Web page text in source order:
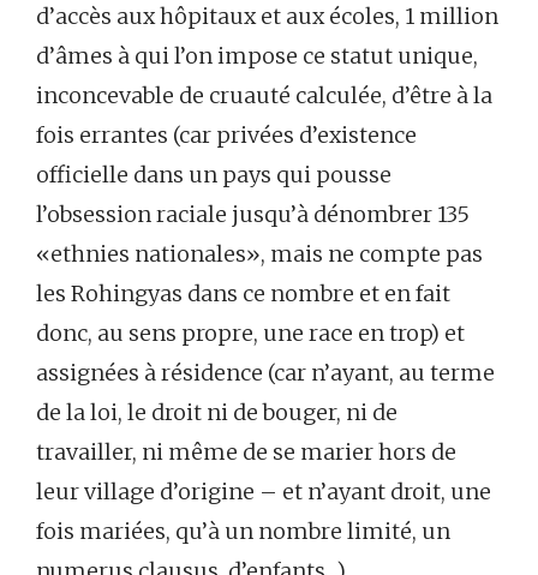
d’accès aux hôpitaux et aux écoles, 1 million
d’âmes à qui l’on impose ce statut unique,
inconcevable de cruauté calculée, d’être à la
fois errantes (car privées d’existence
officielle dans un pays qui pousse
l’obsession raciale jusqu’à dénombrer 135
«ethnies nationales», mais ne compte pas
les Rohingyas dans ce nombre et en fait
donc, au sens propre, une race en trop) et
assignées à résidence (car n’ayant, au terme
de la loi, le droit ni de bouger, ni de
travailler, ni même de se marier hors de
leur village d’origine – et n’ayant droit, une
fois mariées, qu’à un nombre limité, un